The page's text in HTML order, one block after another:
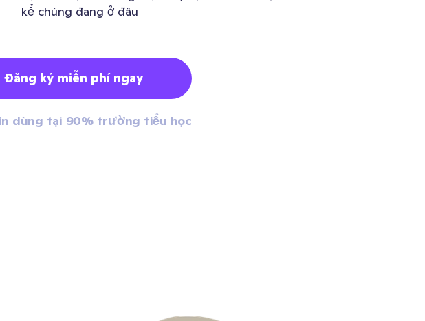
kể chúng đang ở đâu
Đăng ký miễn phí ngay
dùng tại 90% trường tiểu học